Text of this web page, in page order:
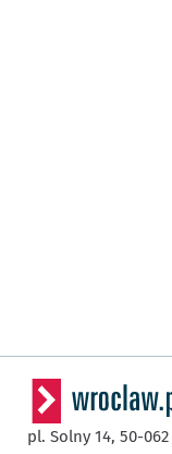
pl. Solny 14, 50-062